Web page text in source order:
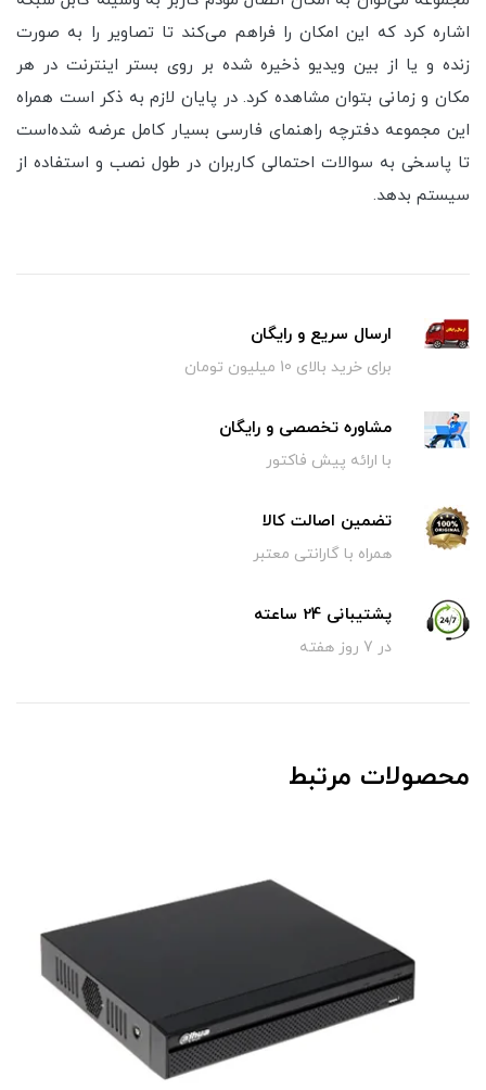
اشاره کرد که این امکان را فراهم می‌کند تا تصاویر را به صورت
زنده و یا از بین ویدیو ذخیره شده بر روی بستر اینترنت در هر
مکان و زمانی بتوان مشاهده کرد. در پایان لازم به ذکر است همراه
این مجموعه دفترچه راهنمای فارسی بسیار کامل عرضه شده‌است
تا پاسخی به سوالات احتمالی کاربران در طول نصب و استفاده از
سیستم بدهد.
ارسال سریع و رایگان
برای خرید بالای 10 میلیون تومان
مشاوره تخصصی و رایگان
با ارائه پیش فاکتور
تضمین اصالت کالا
همراه با گارانتی معتبر
پشتیبانی 24 ساعته
در 7 روز هفته
محصولات مرتبط